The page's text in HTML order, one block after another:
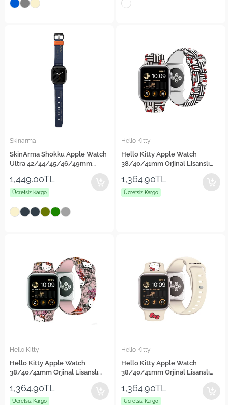
Skinarma
SkinArma Shokku Apple Watch
Ultra 42/44/45/46/49mm
1,449.00TL
Ücretsiz Kargo
Hello Kitty
Hello Kitty Apple Watch
38/40/41mm Orjinal Lisanslı
Çizgiler & Kitty Silikon Kordon
1,364.90TL
Ücretsiz Kargo
Hello Kitty
Hello Kitty Apple Watch
38/40/41mm Orjinal Lisanslı
Etiket Graffiti Silikon Kordon
1,364.90TL
Ücretsiz Kargo
Hello Kitty
Hello Kitty Apple Watch
38/40/41mm Orjinal Lisanslı
Yazı Logolu Fiyonk & Kitty Head
Silikon Kordon
1,364.90TL
Ücretsiz Kargo